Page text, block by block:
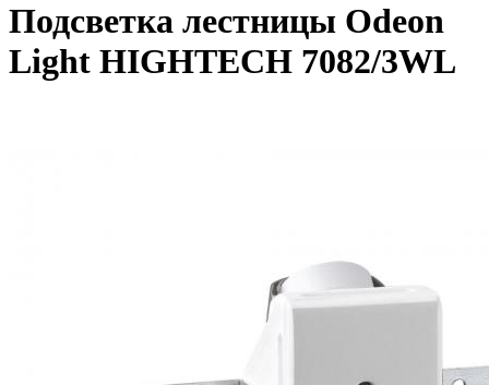
Подсветка лестницы Odeon
Light HIGHTECH 7082/3WL